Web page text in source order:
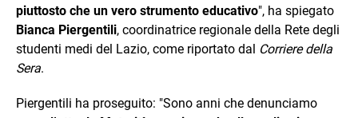
piuttosto che un vero strumento educativo", ha spiegato
Bianca Piergentili, coordinatrice regionale della Rete degli
studenti medi del Lazio, come riportato dal Corriere della
Sera.
Piergentili ha proseguito: "Sono anni che denunciamo